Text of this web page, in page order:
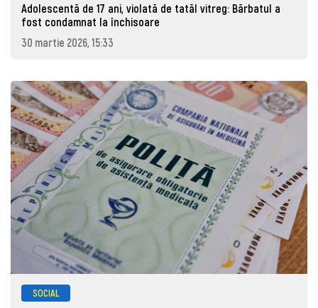
Adolescentă de 17 ani, violată de tatăl vitreg: Bărbatul a
fost condamnat la închisoare
30 martie 2026, 15:33
SOCIAL